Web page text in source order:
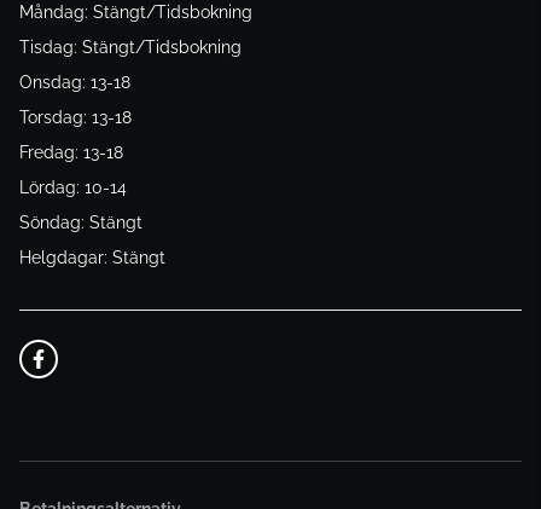
Måndag: Stängt/Tidsbokning
Tisdag: Stängt/Tidsbokning
Onsdag: 13-18
Torsdag: 13-18
Fredag: 13-18
Lördag: 10-14
Söndag: Stängt
Helgdagar: Stängt